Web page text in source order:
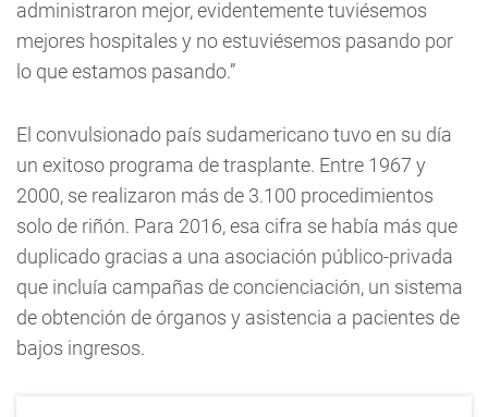
administraron mejor, evidentemente tuviésemos
mejores hospitales y no estuviésemos pasando por
lo que estamos pasando.”
El convulsionado país sudamericano tuvo en su día
un exitoso programa de trasplante. Entre 1967 y
2000, se realizaron más de 3.100 procedimientos
solo de riñón. Para 2016, esa cifra se había más que
duplicado gracias a una asociación público-privada
que incluía campañas de concienciación, un sistema
de obtención de órganos y asistencia a pacientes de
bajos ingresos.